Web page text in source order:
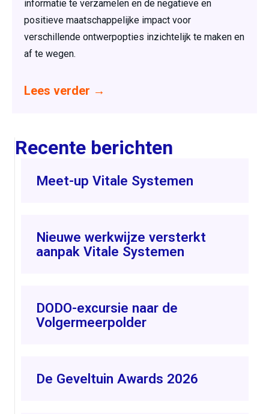
informatie te verzamelen en de negatieve en
positieve maatschappelijke impact voor
verschillende ontwerpopties inzichtelijk te maken en
af te wegen.
Lees verder →
Recente berichten
Meet-up Vitale Systemen
Nieuwe werkwijze versterkt
aanpak Vitale Systemen
DODO-excursie naar de
Volgermeerpolder
De Geveltuin Awards 2026